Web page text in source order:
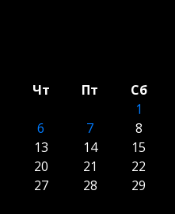
Чт Пт
Сб
1
6 7
8
13 14
15
20 21
22
27 28
29